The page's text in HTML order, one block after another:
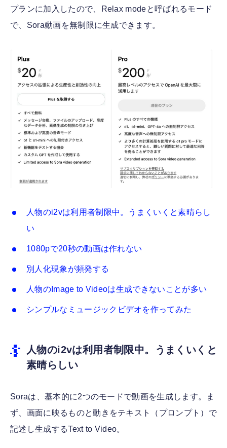
プランに加入したので、Relax modeと呼ばれるモード
で、Sora動画を無制限に生成できます。
人物のi2vは利用者制限中。うまくいくと素晴らし
い
1080pで20秒の動画は作れない
別人化現象が頻発する
人物のImage to Videoは生成できないことが多い
シンプルなミュージックビデオを作ってみた
人物のi2vは利用者制限中。うまくいくと
素晴らしい
Soraは、基本的に2つのモードで動画を生成します。ま
ず、画面に映るものと動きをテキスト（プロンプト）で
記述し生成するText to Video。